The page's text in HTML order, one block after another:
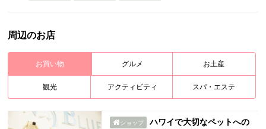
周辺のお店
お買い物 グルメ お土産
観光 アクティビティ スパ・エステ
ショップ
ハワイで大切なペットへの